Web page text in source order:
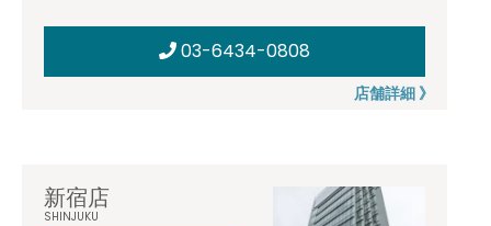
03-6434-0808
店舗詳細 》
新宿店
SHINJUKU